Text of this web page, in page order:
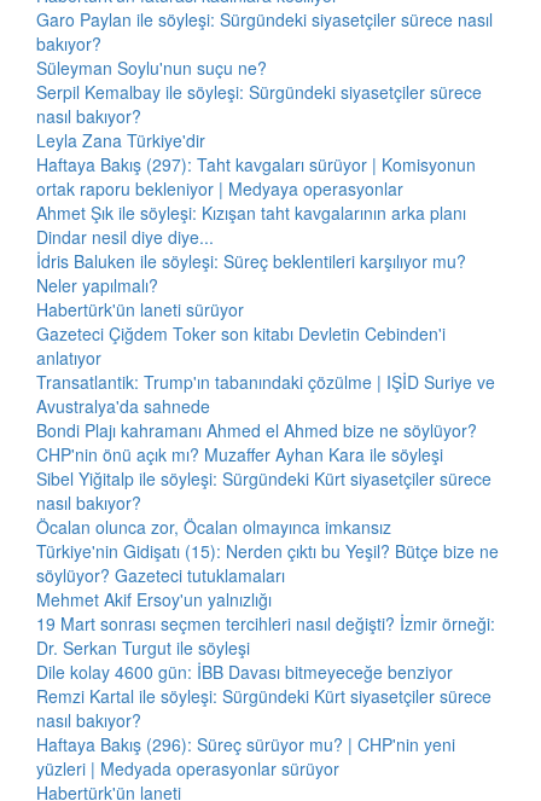
Garo Paylan ile söyleşi: Sürgündeki siyasetçiler sürece nasıl
bakıyor?
Süleyman Soylu'nun suçu ne?
Serpil Kemalbay ile söyleşi: Sürgündeki siyasetçiler sürece
nasıl bakıyor?
Leyla Zana Türkiye'dir
Haftaya Bakış (297): Taht kavgaları sürüyor | Komisyonun
ortak raporu bekleniyor | Medyaya operasyonlar
Ahmet Şık ile söyleşi: Kızışan taht kavgalarının arka planı
Dindar nesil diye diye...
İdris Baluken ile söyleşi: Süreç beklentileri karşılıyor mu?
Neler yapılmalı?
Habertürk'ün laneti sürüyor
Gazeteci Çiğdem Toker son kitabı Devletin Cebinden'i
anlatıyor
Transatlantik: Trump'ın tabanındaki çözülme | IŞİD Suriye ve
Avustralya'da sahnede
Bondi Plajı kahramanı Ahmed el Ahmed bize ne söylüyor?
CHP'nin önü açık mı? Muzaffer Ayhan Kara ile söyleşi
Sibel Yiğitalp ile söyleşi: Sürgündeki Kürt siyasetçiler sürece
nasıl bakıyor?
Öcalan olunca zor, Öcalan olmayınca imkansız
Türkiye'nin Gidişatı (15): Nerden çıktı bu Yeşil? Bütçe bize ne
söylüyor? Gazeteci tutuklamaları
Mehmet Akif Ersoy'un yalnızlığı
19 Mart sonrası seçmen tercihleri nasıl değişti? İzmir örneği:
Dr. Serkan Turgut ile söyleşi
Dile kolay 4600 gün: İBB Davası bitmeyeceğe benziyor
Remzi Kartal ile söyleşi: Sürgündeki Kürt siyasetçiler sürece
nasıl bakıyor?
Haftaya Bakış (296): Süreç sürüyor mu? | CHP'nin yeni
yüzleri | Medyada operasyonlar sürüyor
Habertürk'ün laneti